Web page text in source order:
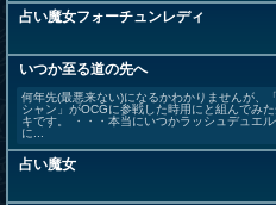
占い魔女フォーチュンレディ
いつか至る道の先へ
何年先(最悪来ない)になるかわかりませんが、
シャン」がOCGに参戦した時用にと組んでみ
キです。 ・・・本当にいつかラッシュデュエ
に...
占い魔女